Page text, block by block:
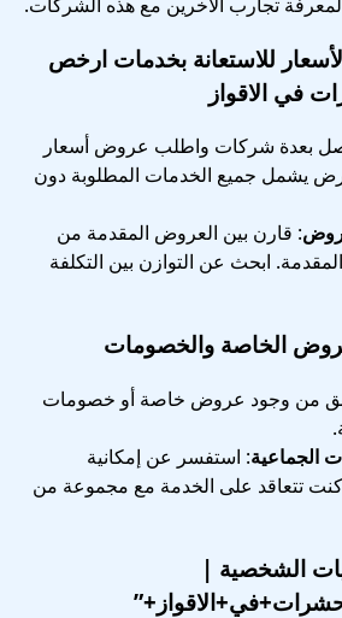
للاستعانة بخدمات ارخص
في الاقواز
بعدة شركات واطلب عروض أسعار
يشمل جميع الخدمات المطلوبة دون
: قارن بين العروض المقدمة من
ابحث عن التوازن بين التكلفة
الخاصة والخصومات
من وجود عروض خاصة أو خصومات
الجماعية: استفسر عن إمكانية
تتعاقد على الخدمة مع مجموعة من
الشخصية |